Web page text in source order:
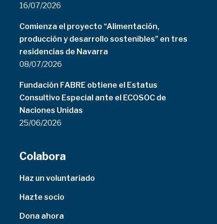
16/07/2026
Comienza el proyecto “Alimentación,
producción y desarrollo sostenibles” en tres
residencias de Navarra
08/07/2026
Fundación FABRE obtiene el Estatus
Consultivo Especial ante el ECOSOC de
Naciones Unidas
25/06/2026
Colabora
Haz un voluntariado
Hazte socio
Dona ahora